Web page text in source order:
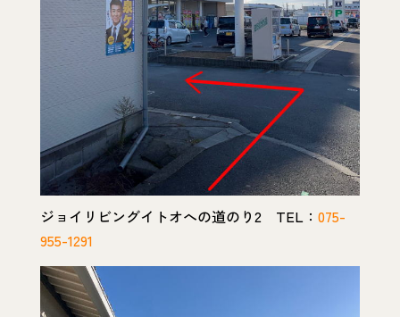
ジョイリビングイトオへの道のり2 TEL： 075-
955-1291